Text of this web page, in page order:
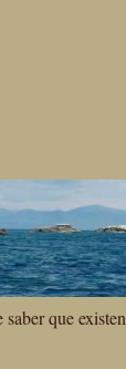
que existen